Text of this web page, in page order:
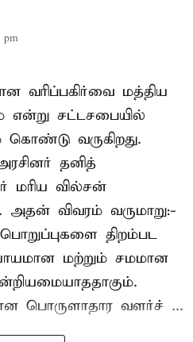
pm
வரிப்பகிர்வை மத்திய
சட்டசபையில்
வருகிறது.
தனித்
மரிய வில்சன்
விவரம் வருமாறு:-
திறம்பட
மற்றும் சமமான
பொருளாதார வளர்ச் ...